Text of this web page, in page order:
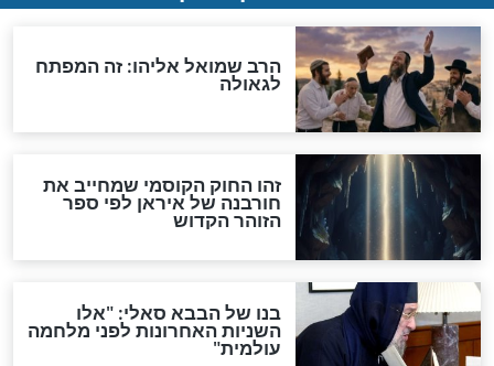
מה יהיה בימות המשיח?
"לפני הגאולה תהיה אפיקורסות
והכחשה גדולה מאוד של
האמונה"
האם לאחר בוא המשיח יהיה
אפשר לחזור בתשובה?